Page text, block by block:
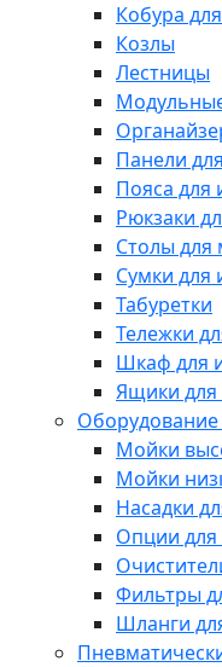
Кобура
Козлы
Лестницы
Панели
Пояса для
Рюкзаки
Столы для
Сумки для
Табуретки
Тележки
Шкаф для
Ящики для
Оборудование
Мойки
Мойки
Насадки
Опции для
Фильтры
Шланги